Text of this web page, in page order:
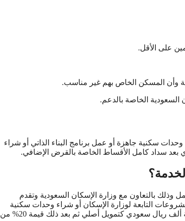
على الأقل.
المسكن الخاص بهم غير مناسب.
السعودية الخاصة بالدعم.
سكنية جاهزة أو عمل برنامج البناء الذاتي أو شراء
وذلك بالتعاون مع وزارة الإسكان السعودية وتقدم
التابعة لوزارة الإسكان أو شراء وحدات سكنية
تحت الإنشاء من أحد المشروعات الخاصة بوزارة الإسكان ويقدر مبلغ التمويل بخمسمائة ألف ريال سعودي كتمويل أصلي ثم بعد ذلك قيمة 20% من